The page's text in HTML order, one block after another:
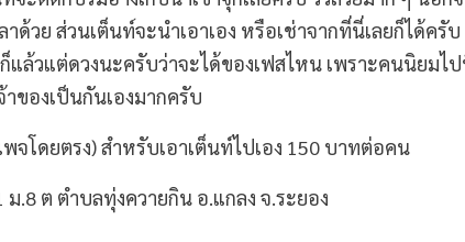
ด้วย ส่วนเต็นท์จะนำเอาเอง หรือเช่าจากที่นี่เลยก็ได้ครับ
แล้วแต่ดวงนะครับว่าจะได้ของเฟสไหน เพราะคนนิยมไ
ของเป็นกันเองมากครับ
จโดยตรง) สำหรับเอาเต็นท์ไปเอง 150 บาทต่อคน
.8 ต ตำบลทุ่งควายกิน อ.แกลง จ.ระยอง